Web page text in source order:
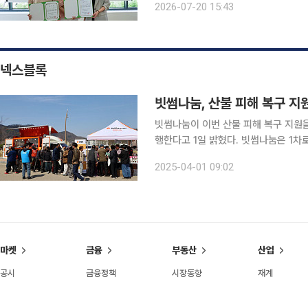
비를 운영하고 있다. 두 사람은 전국
2026-07-20 15:43
넥스블록
빗썸나눔, 산불 피해 복구
빗썸나눔이 이번 산불 피해 복구 지
행한다고 1일 밝혔다. 빗썸나눔은 1차로 3월 29일 영덕국민체육센터를 찾아 라면, 과자, 음료, 수
이재민 지원, 구호물품 정리 및 분배,
2025-04-01 09:02
마켓
공시
금융
금융정책
부동산
시장동향
산업
재계